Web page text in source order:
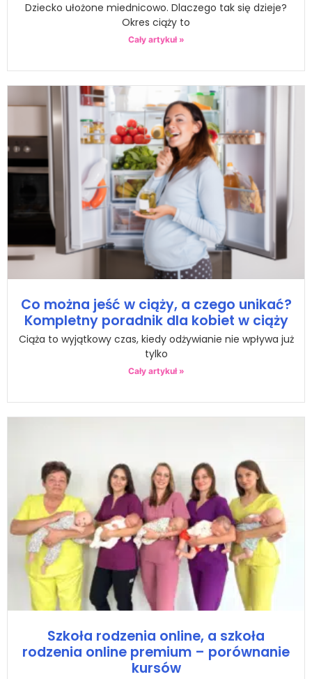
Dziecko ułożone miednicowo. Dlaczego tak się dzieje?
Okres ciąży to
Cały artykuł »
Co można jeść w ciąży, a czego unikać?
Kompletny poradnik dla kobiet w ciąży
Ciąża to wyjątkowy czas, kiedy odżywianie nie wpływa już
tylko
Cały artykuł »
Szkoła rodzenia online, a szkoła
rodzenia online premium – porównanie
kursów